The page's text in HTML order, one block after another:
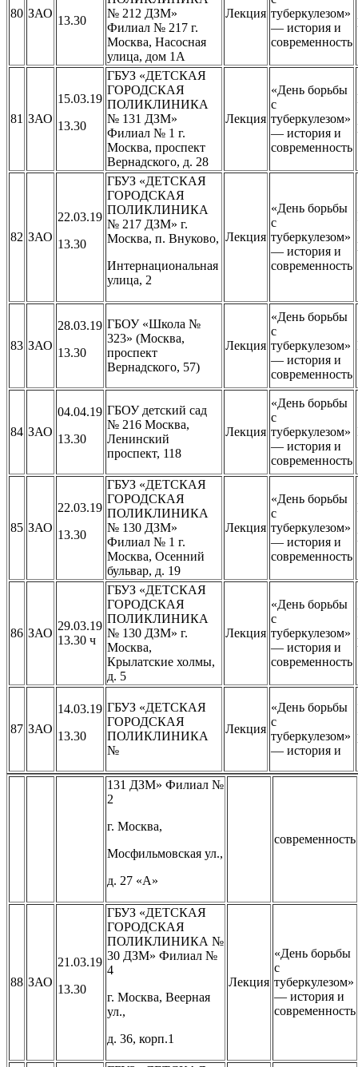
80 ЗАО
13.30
№ 212 ДЗМ»
Филиал № 217 г.
Москва, Насосная
улица, дом 1А
Лекция туберкулезом»
— история и
современность
81 ЗАО
15.03.19
13.30
ГБУЗ «ДЕТСКАЯ
ГОРОДСКАЯ
ПОЛИКЛИНИКА
№ 131 ДЗМ»
Филиал № 1 г.
Москва, проспект
Вернадского, д. 28
Лекция
«День борьбы
с
туберкулезом»
— история и
современность
82 ЗАО
22.03.19
13.30
ГБУЗ «ДЕТСКАЯ
ГОРОДСКАЯ
ПОЛИКЛИНИКА
№ 217 ДЗМ» г.
Москва, п. Внуково,
Интернациональная
улица, 2
Лекция
«День борьбы
с
туберкулезом»
— история и
современность
83 ЗАО
28.03.19
13.30
ГБОУ «Школа №
323» (Москва,
проспект
Вернадского, 57)
Лекция
«День борьбы
с
туберкулезом»
— история и
современность
84 ЗАО
04.04.19
13.30
ГБОУ детский сад
№ 216 Москва,
Ленинский
проспект, 118
Лекция
«День борьбы
с
туберкулезом»
— история и
современность
85 ЗАО
22.03.19
13.30
ГБУЗ «ДЕТСКАЯ
ГОРОДСКАЯ
ПОЛИКЛИНИКА
№ 130 ДЗМ»
Филиал № 1 г.
Москва, Осенний
бульвар, д. 19
Лекция
«День борьбы
с
туберкулезом»
— история и
современность
86 ЗАО
29.03.19
13.30 ч
ГБУЗ «ДЕТСКАЯ
ГОРОДСКАЯ
ПОЛИКЛИНИКА
№ 130 ДЗМ» г.
Москва,
Крылатские холмы,
д. 5
Лекция
«День борьбы
с
туберкулезом»
— история и
современность
87 ЗАО
14.03.19
13.30
ГБУЗ «ДЕТСКАЯ
ГОРОДСКАЯ
ПОЛИКЛИНИКА
№
Лекция
«День борьбы
с
туберкулезом»
— история и
131 ДЗМ» Филиал №
2
г. Москва,
Мосфильмовская ул.,
д. 27 «А»
современность
88 ЗАО
21.03.19
13.30
ГБУЗ «ДЕТСКАЯ
ГОРОДСКАЯ
ПОЛИКЛИНИКА №
30 ДЗМ» Филиал №
4
г. Москва, Веерная
ул.,
д. 36, корп.1
Лекция
«День борьбы
с
туберкулезом»
— история и
современность